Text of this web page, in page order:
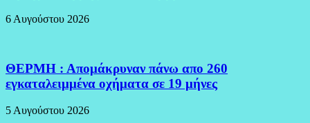
6 Αυγούστου 2026
ΘΕΡΜΗ : Απομάκρυναν πάνω απο 260
εγκαταλειμμένα οχήματα σε 19 μήνες
5 Αυγούστου 2026